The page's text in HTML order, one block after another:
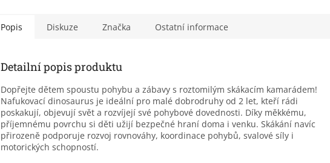
Popis Diskuze Značka Ostatní informace
Detailní popis produktu
Dopřejte dětem spoustu pohybu a zábavy s roztomilým skákacím kamarádem!
Nafukovací dinosaurus je ideální pro malé dobrodruhy od 2 let, kteří rádi
poskakují, objevují svět a rozvíjejí své pohybové dovednosti. Díky měkkému,
příjemnému povrchu si děti užijí bezpečné hraní doma i venku. Skákání navíc
přirozeně podporuje rozvoj rovnováhy, koordinace pohybů, svalové síly i
motorických schopností.